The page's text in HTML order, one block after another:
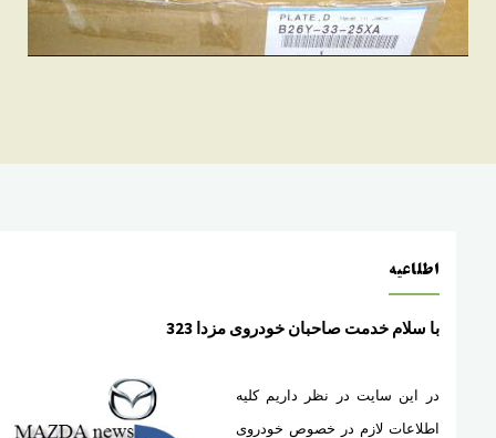
اطلاعیه
با سلام خدمت صاحبان خودروی مزدا 323
در این سایت در نظر داریم کلیه
اطلاعات لازم در خصوص خودروی